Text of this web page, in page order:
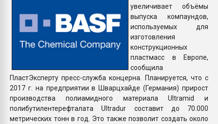
ПЕРЕЙТИ НА
увеличивает объёмы
выпуска компаундов,
используемых для
изготовления
конструкционных
пластмасс в Европе,
сообщила
ПластЭксперту пресс-служба концерна. Планируется, что с
2017 г. на предприятии в Шварцхайде (Германия) прирост
производства полиамидного материала Ultramid и
полибутилентерефталата Ultradur составит до 70.000
метрических тонн в год. Это также позволит создать около